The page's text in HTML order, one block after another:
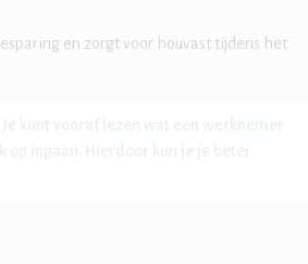
en zorgt voor houvast tijdens het
kunt vooraf lezen wat een werknemer
ingaan. Hierdoor kun je je beter